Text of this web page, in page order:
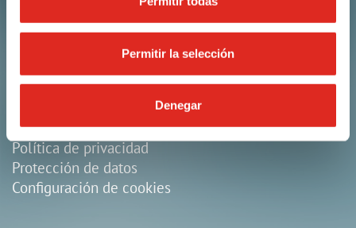
Permitir la selección
Denegar
+49 9343 60148-0
info@isafe-mobile.com
Aviso legal
Política de privacidad
Protección de datos
Configuración de cookies